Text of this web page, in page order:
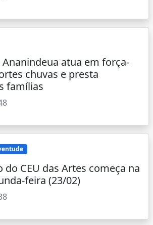
atua em força-
chuvas e presta
famílias
do CEU das Artes começa na
feira (23/02)